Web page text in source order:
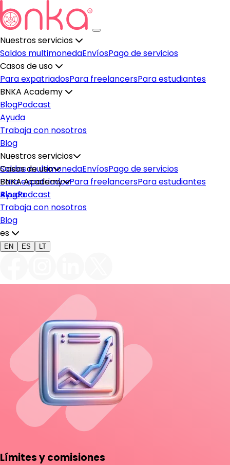
Nuestros servicios
Saldos multimonedaEnvíosPago de servicios
Casos de uso
Para expatriadosPara freelancersPara estudiantes
BNKA Academy
BlogPodcast
Ayuda
Trabaja con nosotros
Blog
Nuestros servicios
Saldos multimonedaEnvíosPago de servicios
Casos de uso
Para expatriadosPara freelancersPara estudiantes
BNKA Academy
BlogPodcast
Ayuda
Trabaja con nosotros
Blog
es
EN ES LT
Límites y comisiones